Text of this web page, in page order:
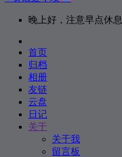
晚上好，注意早点休息
首页
归档
相册
友链
云盘
日记
关于
关于我
留言板